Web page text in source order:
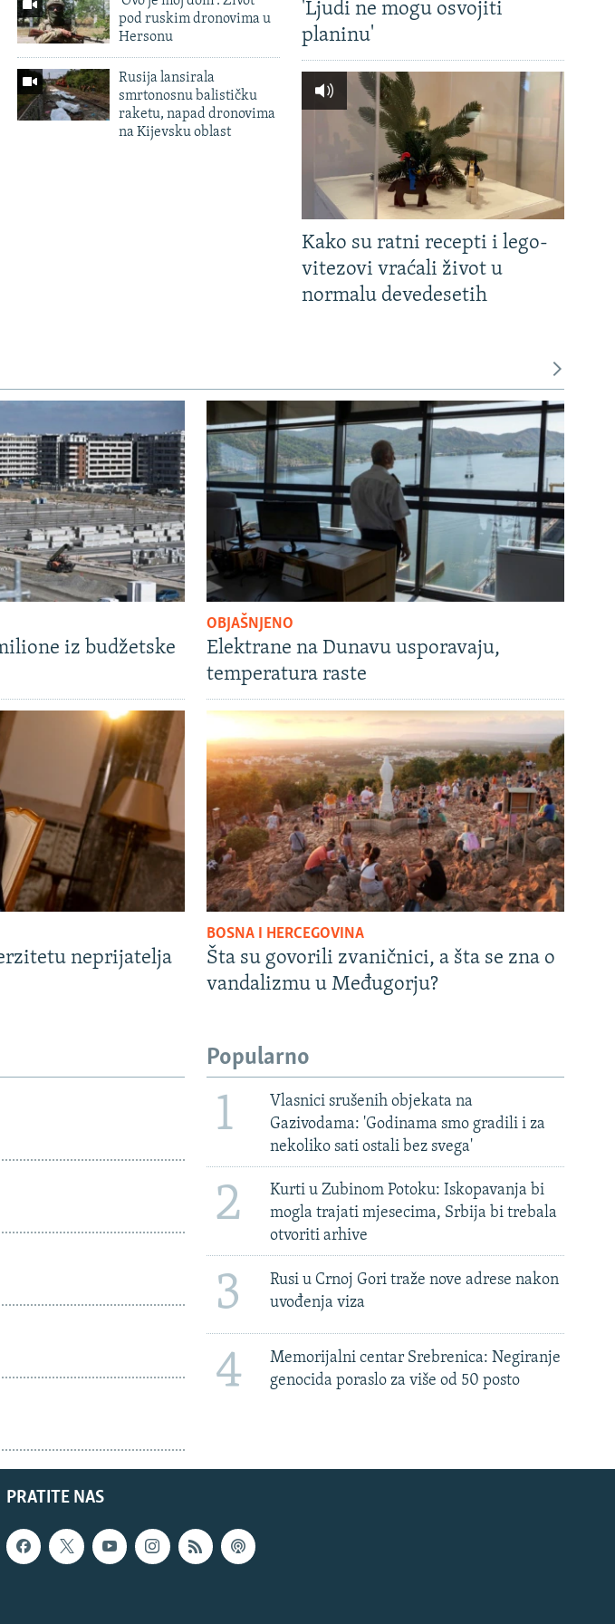
pod ruskim dronovima u
Hersonu
Rusija lansirala
smrtonosnu balističku
raketu, napad dronovima
na Kijevsku oblast
'Ljudi ne mogu osvojiti
planinu'
Kako su ratni recepti i lego-
vitezovi vraćali život u
normalu devedesetih
iz budžetske
OBJAŠNJENO
Elektrane na Dunavu usporavaju,
temperatura raste
neprijatelja
BOSNA I HERCEGOVINA
Šta su govorili zvaničnici, a šta se zna o
vandalizmu u Međugorju?
Popularno
1
Vlasnici srušenih objekata na
Gazivodama: 'Godinama smo gradili i za
nekoliko sati ostali bez svega'
2
Kurti u Zubinom Potoku: Iskopavanja bi
mogla trajati mjesecima, Srbija bi trebala
otvoriti arhive
3
Rusi u Crnoj Gori traže nove adrese nakon
uvođenja viza
4
Memorijalni centar Srebrenica: Negiranje
genocida poraslo za više od 50 posto
PRATITE NAS